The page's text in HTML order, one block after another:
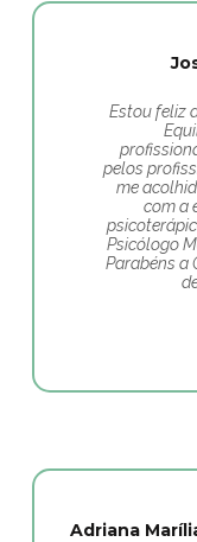
Estou feliz
pelos
me
com a
Psicólogo
Parabéns a
Adriana